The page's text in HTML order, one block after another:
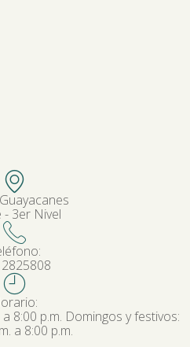
3er Nivel
8:00 p.m. Domingos y festivos:
a 8:00 p.m.